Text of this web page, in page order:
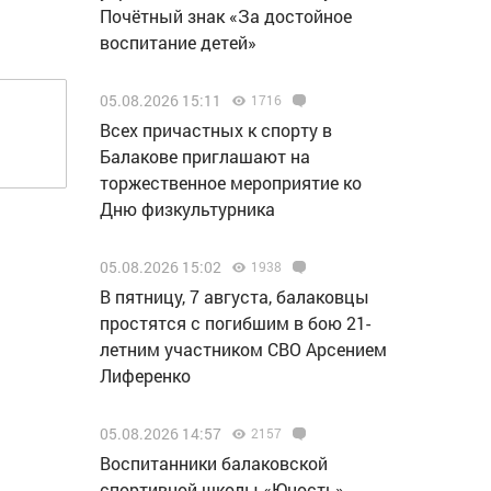
Почётный знак «За достойное
воспитание детей»
05.08.2026 15:11 1716
Всех причастных к спорту в
Балакове приглашают на
торжественное мероприятие ко
Дню физкультурника
05.08.2026 15:02 1938
В пятницу, 7 августа, балаковцы
простятся с погибшим в бою 21-
летним участником СВО Арсением
Лиференко
05.08.2026 14:57 2157
Воспитанники балаковской